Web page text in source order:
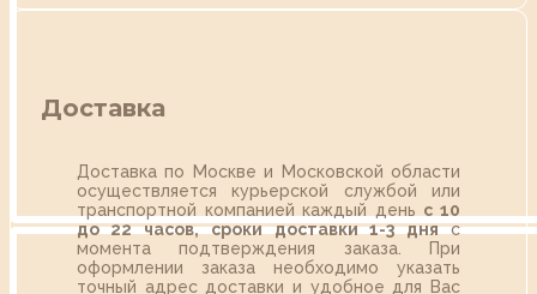
Доставка
Доставка по Москве и Московской области
осуществляется курьерской службой или
транспортной компанией каждый день с 10
до 22 часов,
сроки доставки 1-3 дняс
момента подтверждения заказа. При
оформлении заказа необходимо указать
точный адрес доставки и удобное для Вас